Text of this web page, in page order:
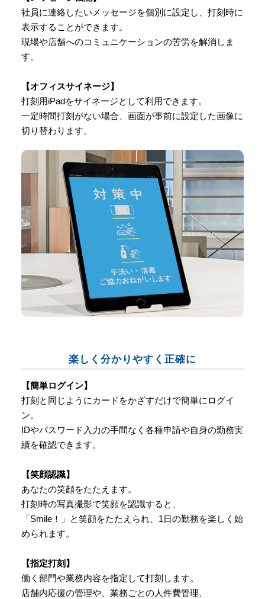
社員に連絡したいメッセージを個別に設定し、打刻時に
表示することができます。
現場や店舗へのコミュニケーションの苦労を解消しま
す。
【オフィスサイネージ】
打刻用iPadをサイネージとして利用できます。
一定時間打刻がない場合、画面が事前に設定した画像に
切り替わります。
楽しく分かりやすく正確に
【簡単ログイン】
打刻と同じようにカードをかざすだけで簡単にログイ
ン。
IDやパスワード入力の手間なく各種申請や自身の勤務実
績を確認できます。
【笑顔認識】
あなたの笑顔をたたえます。
打刻時の写真撮影で笑顔を認識すると、
「Smile！」と笑顔をたたえられ、1日の勤務を楽しく始
められます。
【指定打刻】
働く部門や業務内容を指定して打刻します。
店舗内応援の管理や、業務ごとの人件費管理、